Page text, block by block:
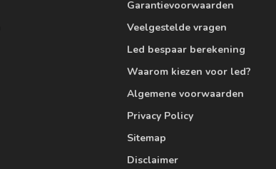
Garantievoorwaarden
Veelgestelde vragen
Led bespaar berekening
Waarom kiezen voor led?
Algemene voorwaarden
Privacy Policy
Sitemap
Disclaimer